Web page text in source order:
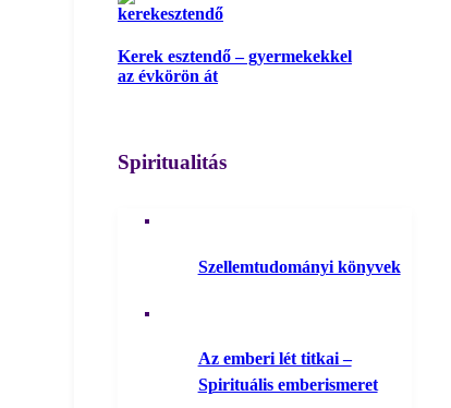
Kerek esztendő – gyermekekkel
az évkörön át
Spiritualitás
Szellemtudományi könyvek
Az emberi lét titkai –
Spirituális emberismeret